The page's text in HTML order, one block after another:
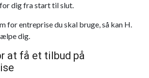
dig fra start til slut.
for entreprise du skal bruge, så kan H.
dig.
at få et tilbud på